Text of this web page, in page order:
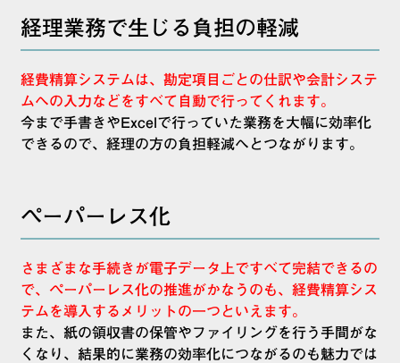
経理業務で生じる負担の軽減
経費精算システムは、勘定項目ごとの仕訳や会計システ
ムへの入力などをすべて自動で行ってくれます。
今まで手書きやExcelで行っていた業務を大幅に効率化
できるので、経理の方の負担軽減へとつながります。
ペーパーレス化
さまざまな手続きが電子データ上ですべて完結できるの
で、ペーパーレス化の推進がかなうのも、経費精算シス
テムを導入するメリットの一つといえます。
また、紙の領収書の保管やファイリングを行う手間がな
くなり、結果的に業務の効率化につながるのも魅力では